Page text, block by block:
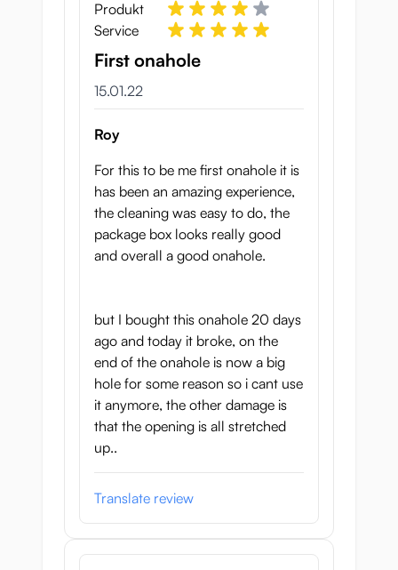
Produkt
Service
First onahole
15. Januar 2022
15.01.22
Roy
For this to be me first onahole it is
has been an amazing experience,
the cleaning was easy to do, the
package box looks really good
and overall a good onahole.
but I bought this onahole 20 days
ago and today it broke, on the
end of the onahole is now a big
hole for some reason so i cant use
it anymore, the other damage is
that the opening is all stretched
up..
Translate review